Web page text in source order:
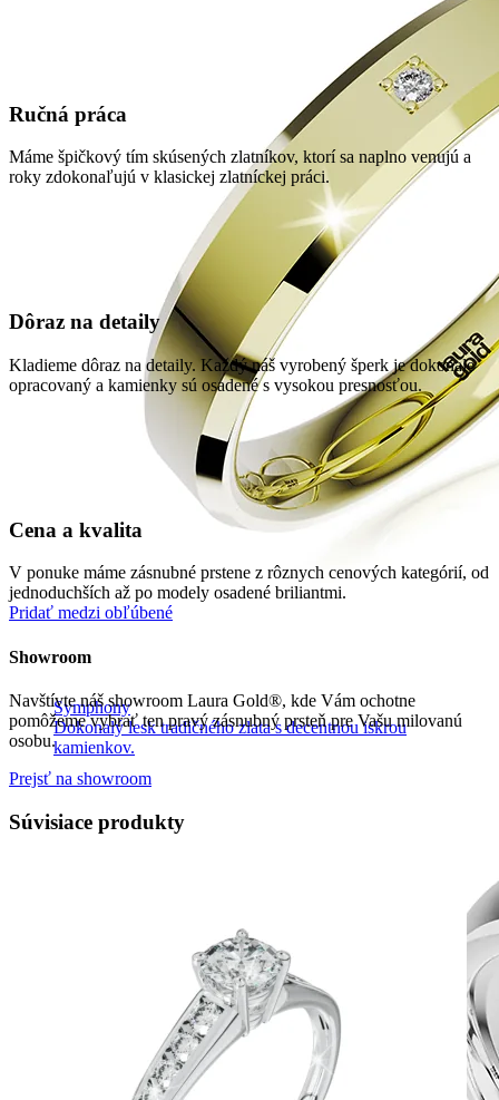
Symphony
Dokonalý lesk tradičného zlata s decentnou iskrou
kamienkov.
Ručná práca
Máme špičkový tím skúsených zlatníkov, ktorí sa naplno venujú a
roky zdokonaľujú v klasickej zlatníckej práci.
Dôraz na detaily
Kladieme dôraz na detaily. Každý náš vyrobený šperk je dokonale
opracovaný a kamienky sú osadené s vysokou presnosťou.
Cena a kvalita
V ponuke máme zásnubné prstene z rôznych cenových kategórií, od
jednoduchších až po modely osadené briliantmi.
Pridať medzi obľúbené
Showroom
Navštívte náš showroom Laura Gold®, kde Vám ochotne
pomôžeme vybrať ten pravý zásnubný prsteň pre Vašu milovanú
osobu.
Prejsť na showroom
Súvisiace produkty